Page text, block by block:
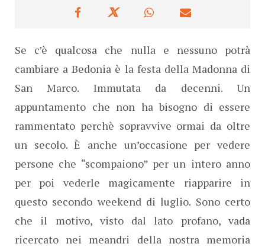
Se c’è qualcosa che nulla e nessuno potrà
cambiare a Bedonia è la festa della Madonna di
San Marco. Immutata da decenni. Un
appuntamento che non ha bisogno di essere
rammentato perchè sopravvive ormai da oltre
un secolo. È anche un’occasione per vedere
persone che “scompaiono” per un intero anno
per poi vederle magicamente riapparire in
questo secondo weekend di luglio. Sono certo
che il motivo, visto dal lato profano, vada
ricercato nei meandri della nostra memoria